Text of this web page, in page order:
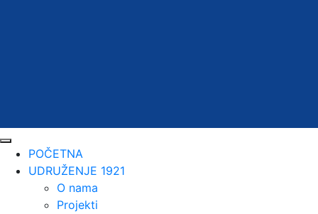
POČETNA
UDRUŽENJE 1921
O nama
Projekti